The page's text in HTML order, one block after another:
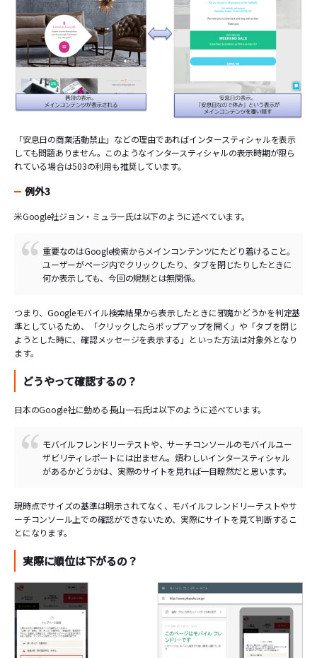
「安息日の商業活動禁止」などの理由であればインタースティシャルを表示
しても問題ありません。このようなインタースティシャルの表示時期が限ら
れている場合は503の利用も推奨しています。
例外3
米Google社ジョン・ミュラー氏は以下のように述べています。
重要なのはGoogle検索からメインコンテンツにたどり着けること。
ユーザーがページ内でクリックしたり、タブを閉じたりしたときに
何か表示しても、今回の規制とは無関係。
つまり、Googleモバイル検索結果から表示したときに邪魔かどうかを判定基
準としているため、「クリックしたらポップアップを開く」や「タブを閉じ
ようとした時に、確認メッセージを表示する」といった方法は対象外となり
ます。
どうやって確認するの？
日本のGoogle社に勤める長山一石氏は以下のように述べています。
モバイルフレンドリーテストや、サーチコンソールのモバイルユー
ザビリティレポートには出ません。煩わしいインタースティシャル
があるかどうかは、実際のサイトを見れば一目瞭然だと思います。
現時点でサイズの基準は明示されてなく、モバイルフレンドリーテストやサ
ーチコンソール上での確認ができないため、実際にサイトを見て判断するこ
とになります。
実際に順位は下がるの？